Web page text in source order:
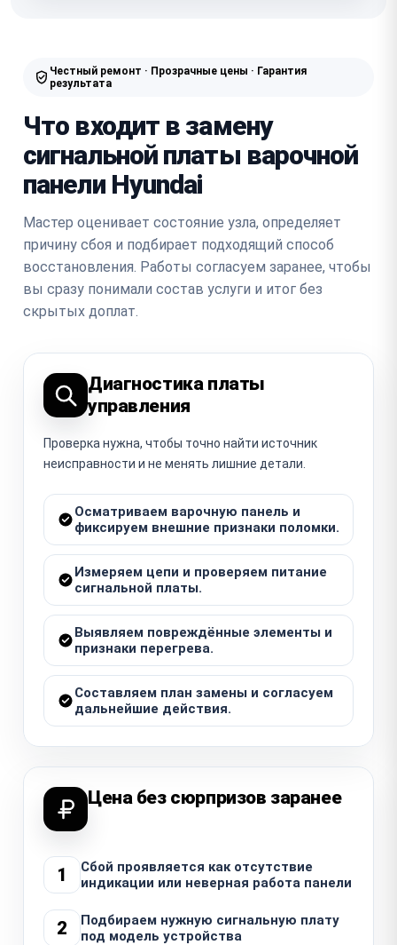
Честный ремонт · Прозрачные цены · Гарантия
результата
Что входит в замену
сигнальной платы варочной
панели Hyundai
Мастер оценивает состояние узла, определяет
причину сбоя и подбирает подходящий способ
восстановления. Работы согласуем заранее, чтобы
вы сразу понимали состав услуги и итог без
скрытых доплат.
Диагностика платы
управления
Проверка нужна, чтобы точно найти источник
неисправности и не менять лишние детали.
Осматриваем варочную панель и
фиксируем внешние признаки поломки.
Измеряем цепи и проверяем питание
сигнальной платы.
Выявляем повреждённые элементы и
признаки перегрева.
Составляем план замены и согласуем
дальнейшие действия.
Цена без сюрпризов заранее
1
Сбой проявляется как отсутствие
индикации или неверная работа панели
2
Подбираем нужную сигнальную плату
под модель устройства